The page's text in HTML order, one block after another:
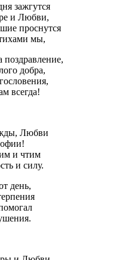
зажгутся
и Любви,
проснутся
мы,
поздравление,
добра,
всегда!
Любви
и чтим
и силу.
день,